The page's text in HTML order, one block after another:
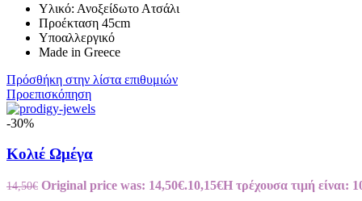
Υλικό: Ανοξείδωτο Ατσάλι
Προέκταση 45cm
Υποαλλεργικό
Made in Greece
Πρόσθήκη στην λίστα επιθυμιών
Προεπισκόπηση
-30%
Κολιέ Ωμέγα
14,50€ Original price was: 14,50€.10,15€Η τρέχουσα τιμή είναι: